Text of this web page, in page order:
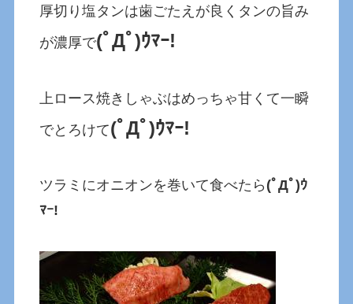
厚切り塩タンは歯ごたえが良くタンの旨み
が濃厚で(ﾟДﾟ)ｳﾏｰ!
上ロース焼きしゃぶはめっちゃ甘くて一瞬
でとろけて(ﾟДﾟ)ｳﾏｰ!
ツラミにオニオンを巻いて食べたら (ﾟДﾟ)ｳ
ﾏｰ!